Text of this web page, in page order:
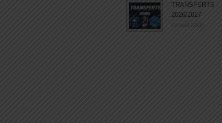
TRANSFERTS
2026/2027
03 août 2026